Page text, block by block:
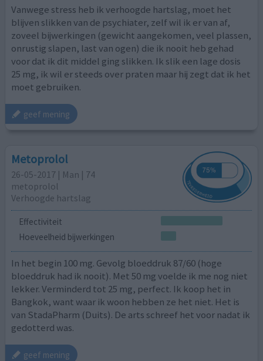
Vanwege stress heb ik verhoogde hartslag, moet het
blijven slikken van de psychiater, zelf wil ik er van af,
zoveel bijwerkingen (gewicht aangekomen, veel plassen,
onrustig slapen, last van ogen) die ik nooit heb gehad
voor dat ik dit middel ging slikken. Ik slik een lage dosis
25 mg, ik wil er steeds over praten maar hij zegt dat ik het
moet gebruiken.
geef mening
Metoprolol
26-05-2017 | Man | 74
metoprolol
Verhoogde hartslag
Effectiviteit
Hoeveelheid bijwerkingen
In het begin 100 mg. Gevolg bloeddruk 87/60 (hoge
bloeddruk had ik nooit). Met 50 mg voelde ik me nog niet
lekker. Verminderd tot 25 mg, perfect. Ik koop het in
Bangkok, want waar ik woon hebben ze het niet. Het is
van StadaPharm (Duits). De arts schreef het voor nadat ik
gedotterd was.
geef mening